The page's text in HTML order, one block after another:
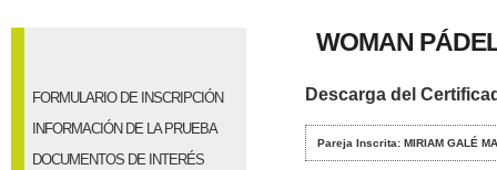
FORMULARIO DE INSCRIPCIÓN
INFORMACIÓN DE LA PRUEBA
DOCUMENTOS DE INTERÉS
WOMAN
Descarga del
Pareja Inscrita: MIRIAM GALÉ